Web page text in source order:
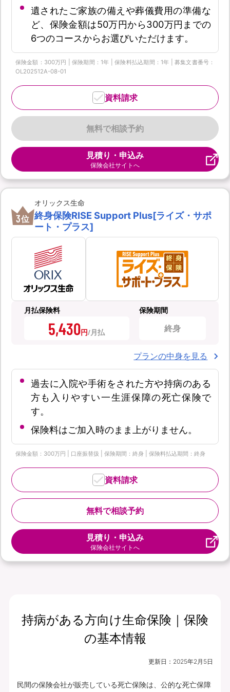
遺されたご家族の備えや葬儀費用の準備な
ど、保険金額は50万円から300万円までの
6つのコースからお選びいただけます。
保険金額：300万円 | 保険期間：1年 | 保険料払込期間：1年 | 募集文書番号：
OL202512A-08-01
無料で相談予約
資料請求
見積り・申込み
保険会社サイトへ
3位
オリックス生命
終身保険RISE Support Plus[ライズ・サポ
ート・プラス]
月払保険料
5,430円
保険期間
終身
プランの中身を見る
過去に入院や手術をされた方や持病のある
方も入りやすい一生涯保障の死亡保険で
す。
保険料はご加入時のまま上がりません。
保険金額：300万円 | 口座振替扱 | 保険期間：終身 | 保険料払込期間：終身
無料で相談予約
資料請求
見積り・申込み
保険会社サイトへ
持病がある方向け生命保険｜保険
の基本情報
更新日： 2025年2月5日
民間の保険会社が販売している死亡保険は、公的な死亡保障